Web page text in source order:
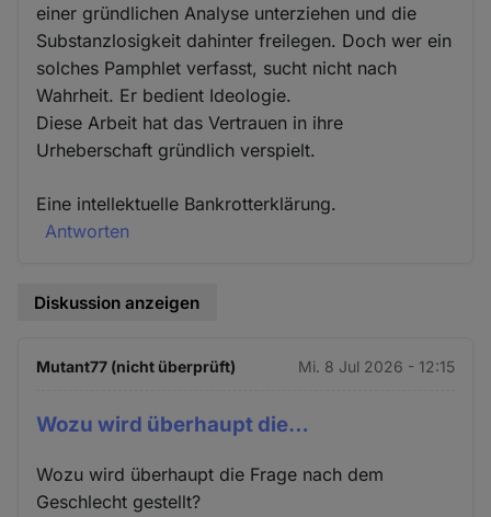
einer gründlichen Analyse unterziehen und die
Substanzlosigkeit dahinter freilegen. Doch wer ein
solches Pamphlet verfasst, sucht nicht nach
Wahrheit. Er bedient Ideologie.
Diese Arbeit hat das Vertrauen in ihre
Urheberschaft gründlich verspielt.
Eine intellektuelle Bankrotterklärung.
Antworten
Diskussion anzeigen
Mutant77 (nicht überprüft) Mi. 8 Jul 2026 - 12:15
Wozu wird überhaupt die…
Wozu wird überhaupt die Frage nach dem
Geschlecht gestellt?